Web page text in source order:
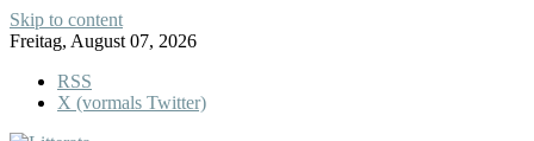
Skip to content
Freitag, August 07, 2026
RSS
X (vormals Twitter)